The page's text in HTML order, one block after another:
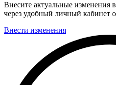
Внесите актуальные изменения
через удобный личный
Внести изменения